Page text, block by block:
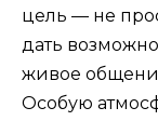
цель — не
дать
живое
Особую